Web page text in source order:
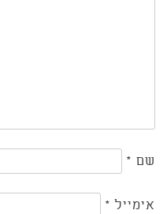
שם *
אימייל *